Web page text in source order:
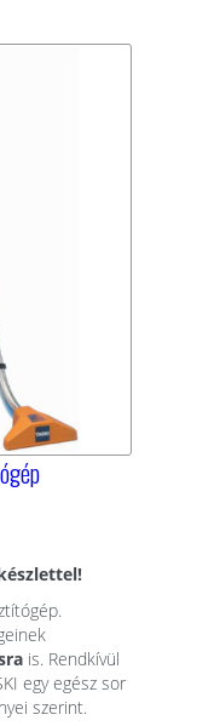
is. Rendkívül
egy egész sor
szerint.